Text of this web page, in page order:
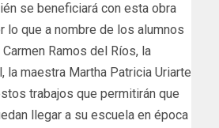
se beneficiará con esta obra
lo que a nombre de los alumnos
Ramos del Ríos, la
la maestra Martha Patricia Uriarte
trabajos que permitirán que
llegar a su escuela en época